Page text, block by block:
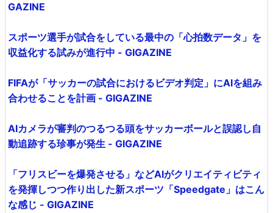
GAZINE
スポーツ選手が試合をしている最中の「心拍数データ」を
収益化する試みが進行中 - GIGAZINE
FIFAが「サッカーの試合におけるビデオ判定」にAIを組み
合わせることを計画 - GIGAZINE
AIカメラが審判のつるつる頭をサッカーボールと誤認し自
動追跡する珍事が発生 - GIGAZINE
「フリスビーを爆発させる」などAIがクリエイティビティ
を発揮しつつ作り出した新スポーツ「Speedgate」はこん
な感じ - GIGAZINE